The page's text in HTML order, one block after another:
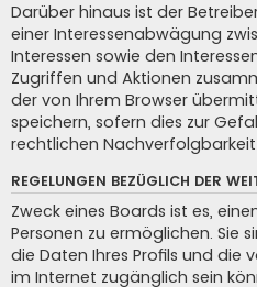
Darüber hinaus ist der
einer Interessenabwägung
Interessen sowie den
Zugriffen und Aktionen
der von Ihrem Browser
speichern, sofern dies zur
rechtlichen
REGELUNGEN BEZÜGLICH DER
Zweck eines Boards ist es,
Personen zu ermöglichen. Sie
die Daten Ihres Profils und die
im Internet zugänglich sein